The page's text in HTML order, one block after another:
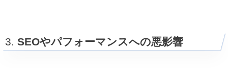
3. SEOやパフォーマンスへの悪影響